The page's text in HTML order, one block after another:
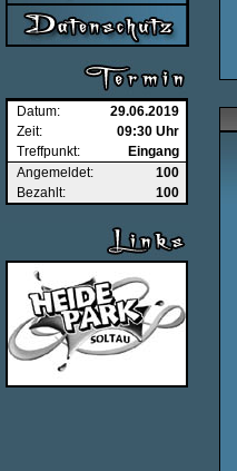
Datum:
29.06.2019
Zeit:
09:30 Uhr
Treffpunkt:
Eingang
Angemeldet:
100
Bezahlt:
100